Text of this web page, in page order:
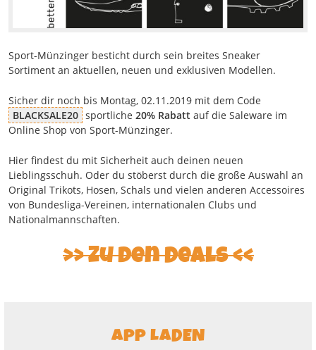
Sport-Münzinger besticht durch sein breites Sneaker
Sortiment an aktuellen, neuen und exklusiven Modellen.
Sicher dir noch bis Montag, 02.11.2019 mit dem Code
BLACKSALE20 sportliche 20% Rabatt auf die Saleware im
Online Shop von Sport-Münzinger.
Hier findest du mit Sicherheit auch deinen neuen
Lieblingsschuh. Oder du stöberst durch die große Auswahl an
Original Trikots, Hosen, Schals und vielen anderen Accessoires
von Bundesliga-Vereinen, internationalen Clubs und
Nationalmannschaften.
Zu den Deals
APP LADEN